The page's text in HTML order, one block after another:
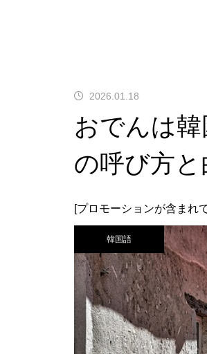
2026.01.18
おでんは
の呼び方
[プロモーションが含まれ
韓国語